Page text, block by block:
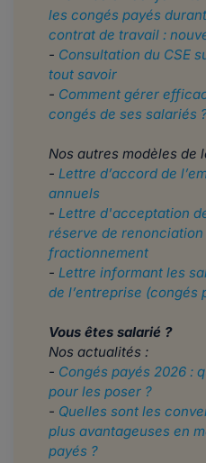
les congés payés
contrat de travail :
- Consultation du CSE
tout savoir
- Comment gérer
congés de ses salariés
Nos autres modèles de
- Lettre d’accord de
annuels
- Lettre d'acceptation
réserve de
fractionnement
- Lettre informant les
de l’entreprise (congés
Vous êtes salarié ?
Nos actualités :
- Congés payés 2026 :
pour les poser ?
- Quelles sont les
plus avantageuses en
payés ?